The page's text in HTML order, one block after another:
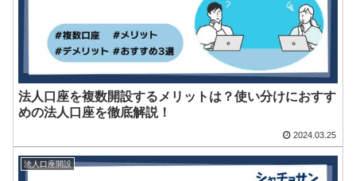
法人口座を複数開設するメリットは？使い分けにおすす
めの法人口座を徹底解説！
2024.03.25
法人口座開設